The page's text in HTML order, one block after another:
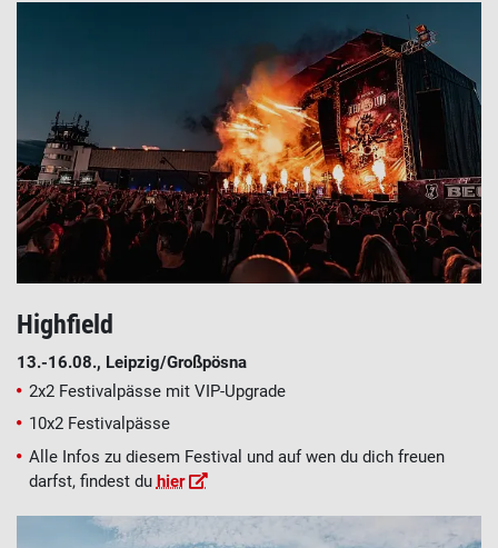
Highfield
13.-16.08., Leipzig/Großpösna
2x2 Festivalpässe mit VIP-Upgrade
10x2 Festivalpässe
Alle Infos zu diesem Festival und auf wen du dich freuen
darfst, findest du hier